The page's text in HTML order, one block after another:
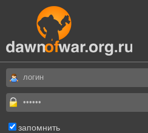
запомнить